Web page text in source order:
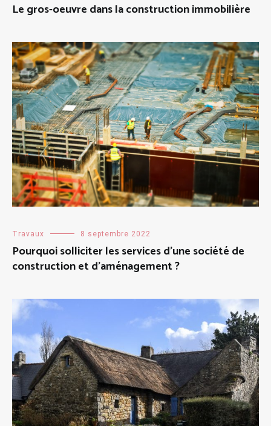
Le gros-oeuvre dans la construction immobilière
Travaux 8 septembre 2022
Pourquoi solliciter les services d’une société de
construction et d’aménagement ?